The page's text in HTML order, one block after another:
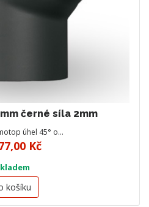
černé síla 2mm
úhel 45° o…
Kč
košíku